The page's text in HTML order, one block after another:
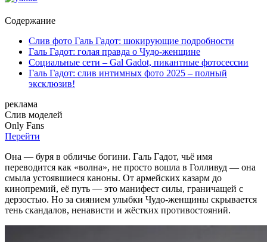
Содержание
Слив фото Галь Гадот: шокирующие подробности
Галь Гадот: голая правда о Чудо-женщине
Социальные сети – Gal Gadot, пикантные фотосессии
Галь Гадот: слив интимных фото 2025 – полный
эксклюзив!
реклама
Слив моделей
Only Fans
Перейти
Она — буря в обличье богини. Галь Гадот, чьё имя
переводится как «волна», не просто вошла в Голливуд — она
смыла устоявшиеся каноны. От армейских казарм до
кинопремий, её путь — это манифест силы, граничащей с
дерзостью. Но за сиянием улыбки Чудо-женщины скрывается
тень скандалов, ненависти и жёстких противостояний.